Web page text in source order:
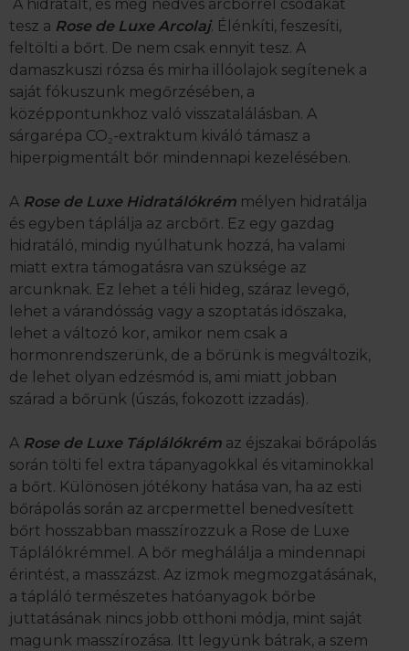
A hidratált, és még nedves arcbőrrel csodákat
tesz a Rose de Luxe Arcolaj. Élénkíti, feszesíti,
feltölti a bőrt. De nem csak ennyit tesz. A
damaszkuszi rózsa és mirha illóolajok segítenek a
saját fókuszunk megőrzésében, a
középpontunkhoz való visszatalálásban. A
sárgarépa CO₂-extraktum kiváló támasz a
hiperpigmentált bőr mindennapi kezelésében.
A Rose de Luxe Hidratálókrém mélyen hidratálja
és egyben táplálja az arcbőrt. Ez egy gazdag
hidratáló, mindig nyúlhatunk hozzá, ha valami
miatt extra támogatásra van szüksége az
arcunknak. Ez lehet a téli hideg, száraz levegő,
lehet a várandósság vagy a szoptatás időszaka,
lehet a változó kor, amikor nem csak a
hormonrendszerünk, de a bőrünk is megváltozik,
de lehet olyan edzésmód is, ami miatt jobban
szárad a bőrünk (úszás, fokozott izzadás).
A Rose de Luxe Táplálókrém az éjszakai bőrápolás
során tölti fel extra tápanyagokkal és vitaminokkal
a bőrt. Különösen jótékony hatása van, ha az esti
bőrápolás során az arcpermettel benedvesített
bőrt hosszabban masszírozzuk a Rose de Luxe
Táplálókrémmel. A bőr meghálálja a mindennapi
érintést, a masszázst. Az izmok megmozgatásának,
a tápláló természetes hatóanyagok bőrbe
juttatásának nincs jobb otthoni módja, mint saját
magunk masszírozása. Itt legyünk bátrak, a szem